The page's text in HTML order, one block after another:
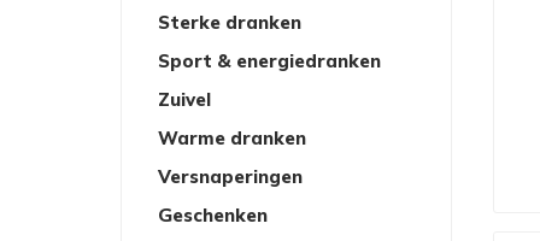
Sterke dranken
Sport & energiedranken
Zuivel
Warme dranken
Versnaperingen
Geschenken